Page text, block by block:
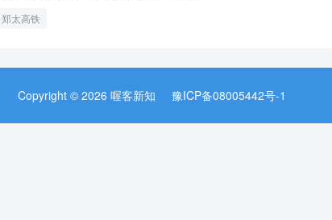
郑太高铁
Copyright © 2026 喔客新知 豫ICP备08005442号-1